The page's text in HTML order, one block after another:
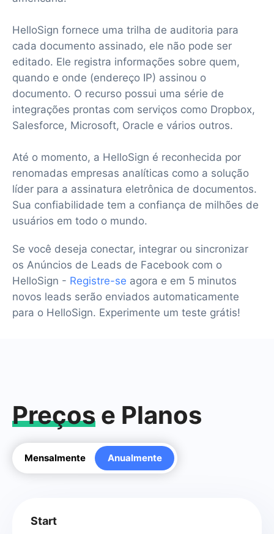
HelloSign fornece uma trilha de auditoria para
cada documento assinado, ele não pode ser
editado. Ele registra informações sobre quem,
quando e onde (endereço IP) assinou o
documento. O recurso possui uma série de
integrações prontas com serviços como Dropbox,
Salesforce, Microsoft, Oracle e vários outros.
Até o momento, a НelloSign é reconhecida por
renomadas empresas analíticas como a solução
líder para a assinatura eletrônica de documentos.
Sua confiabilidade tem a confiança de milhões de
usuários em todo o mundo.
Se você deseja conectar, integrar ou sincronizar
os Anúncios de Leads de Facebook com o
HelloSign - Registre-se agora e em 5 minutos
novos leads serão enviados automaticamente
para o HelloSign. Experimente um teste grátis!
Preços e Planos
Mensalmente Anualmente
Start